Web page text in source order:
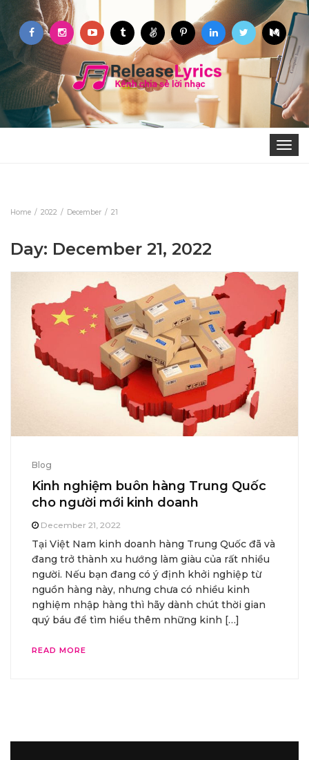
Toggle
Home 2022 December 21
Day: December 21, 2022
Blog
Kinh nghiệm buôn hàng Trung Quốc
cho người mới kinh doanh
December 21, 2022
Tại Việt Nam kinh doanh hàng Trung Quốc đã và
đang trở thành xu hướng làm giàu của rất nhiều
người. Nếu bạn đang có ý định khởi nghiệp từ
nguồn hàng này, nhưng chưa có nhiều kinh
nghiệm nhập hàng thì hãy dành chút thời gian
quý báu để tìm hiểu thêm những kinh […]
READ MORE